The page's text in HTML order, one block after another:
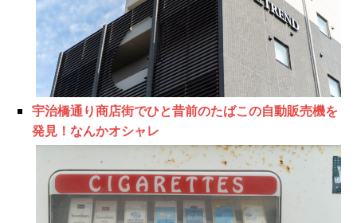
宇治橋通り商店街でひと昔前のたばこの自動販売機を
発見！なんかオシャレ